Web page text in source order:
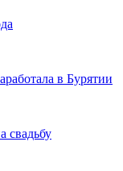
в Бурятии
свадьбу